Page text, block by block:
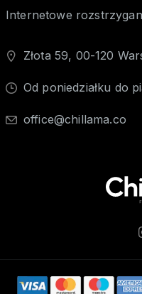
Internetowe
Złota 59, 00-120
Od poniedziałku do
office@chillama.co